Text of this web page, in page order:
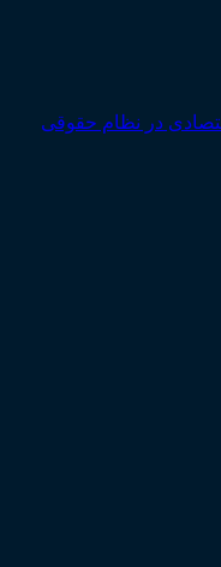
در نظام حقوقی